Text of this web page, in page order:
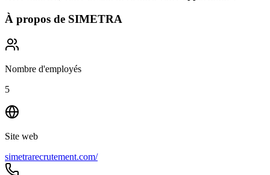
À propos de SIMETRA
Nombre d'employés
5
Site web
simetrarecrutement.com/